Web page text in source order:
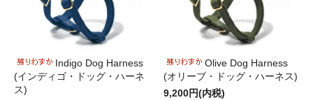
Indigo Dog Harness
(インディゴ・ドッグ・ハーネ
ス)
Olive Dog Harness
(オリーブ・ドッグ・ハーネス)
9,200円(内税)